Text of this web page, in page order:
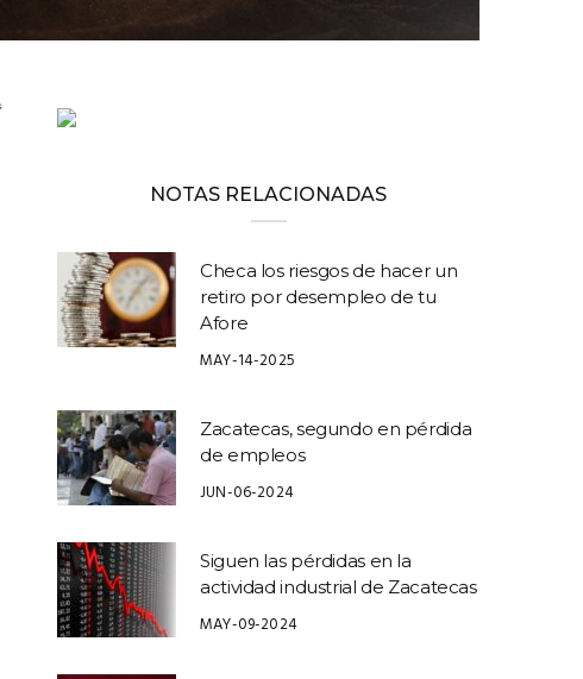
NOTAS RELACIONADAS
Checa los riesgos de hacer un
retiro por desempleo de tu
Afore
MAY-14-2025
Zacatecas, segundo en pérdida
de empleos
JUN-06-2024
Siguen las pérdidas en la
actividad industrial de Zacatecas
MAY-09-2024